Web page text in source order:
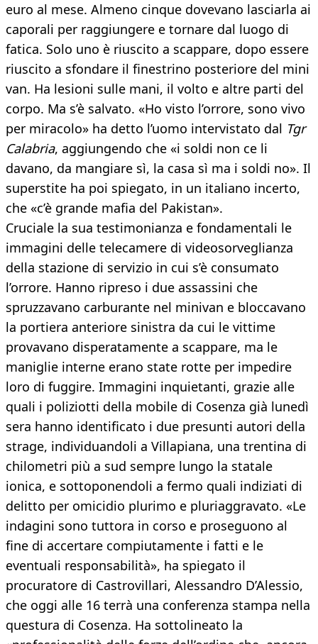
euro al mese. Almeno cinque dovevano lasciarla ai
caporali per raggiungere e tornare dal luogo di
fatica. Solo uno è riuscito a scappare, dopo essere
riuscito a sfondare il finestrino posteriore del mini
van. Ha lesioni sulle mani, il volto e altre parti del
corpo. Ma s’è salvato. «Ho visto l’orrore, sono vivo
per miracolo» ha detto l’uomo intervistato dal Tgr
Calabria, aggiungendo che «i soldi non ce li
davano, da mangiare sì, la casa sì ma i soldi no». Il
superstite ha poi spiegato, in un italiano incerto,
che «c’è grande mafia del Pakistan».
Cruciale la sua testimonianza e fondamentali le
immagini delle telecamere di videosorveglianza
della stazione di servizio in cui s’è consumato
l’orrore. Hanno ripreso i due assassini che
spruzzavano carburante nel minivan e bloccavano
la portiera anteriore sinistra da cui le vittime
provavano disperatamente a scappare, ma le
maniglie interne erano state rotte per impedire
loro di fuggire. Immagini inquietanti, grazie alle
quali i poliziotti della mobile di Cosenza già lunedì
sera hanno identificato i due presunti autori della
strage, individuandoli a Villapiana, una trentina di
chilometri più a sud sempre lungo la statale
ionica, e sottoponendoli a fermo quali indiziati di
delitto per omicidio plurimo e pluriaggravato. «Le
indagini sono tuttora in corso e proseguono al
fine di accertare compiutamente i fatti e le
eventuali responsabilità», ha spiegato il
procuratore di Castrovillari, Alessandro D’Alessio,
che oggi alle 16 terrà una conferenza stampa nella
questura di Cosenza. Ha sottolineato la